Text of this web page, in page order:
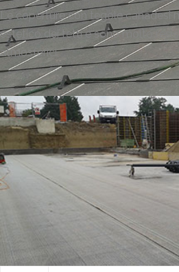
Le coperture con tegole canadesi
estetico dei tetti e sono molto
atmosferici,